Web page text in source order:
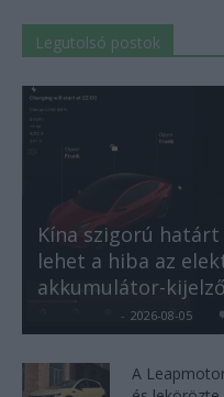
Legutolsó postok
Kína szigorú
lehet a hiba az
akkumulátor-
- 2026-08-05
A